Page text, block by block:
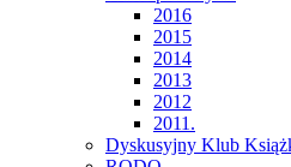
2016
2015
2014
2013
2012
2011.
Dyskusyjny Klub